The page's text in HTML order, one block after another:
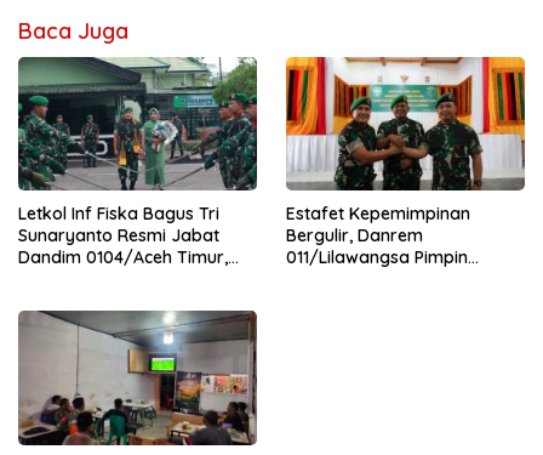
Baca Juga
Letkol Inf Fiska Bagus Tri
Sunaryanto Resmi Jabat
Dandim 0104/Aceh Timur,
0104/Atim
Estafet Kepemimpinan
Bergulir, Danrem
011/Lilawangsa Pimpin